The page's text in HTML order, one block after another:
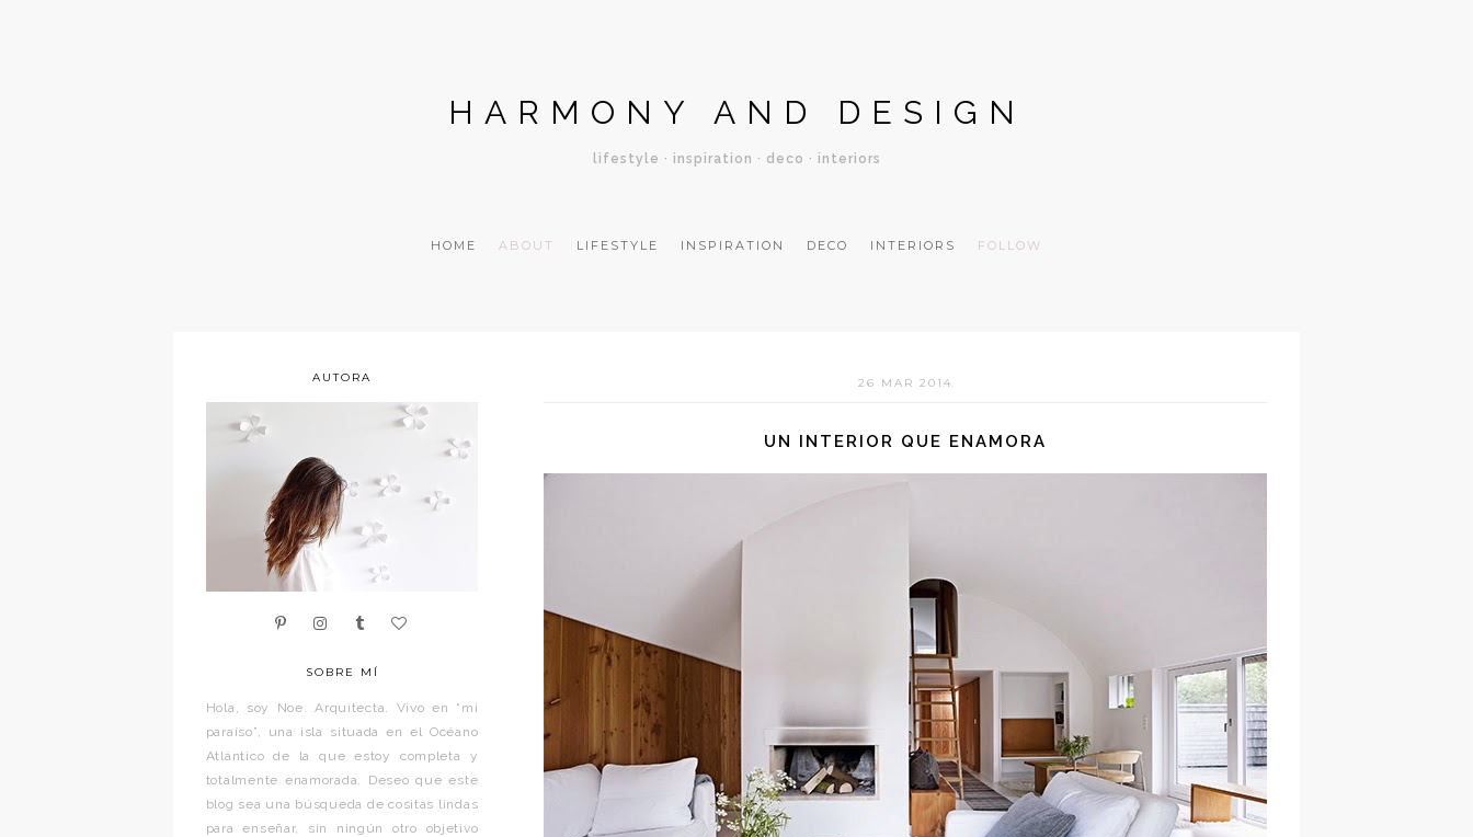
HARMONY AND DESIGN
lifestyle · inspiration · deco · interiors
HOME ABOUT LIFESTYLE INSPIRATION DECO INTERIORS FOLLOW
26 MAR 2014
UN INTERIOR QUE ENAMORA
AUTORA
SOBRE MÍ
Hola, soy Noe. Arquitecta. Vivo en “mi
paraíso”, una isla situada en el Océano
Atlántico de la que estoy completa y
totalmente enamorada. Deseo que este
blog sea una búsqueda de cositas lindas
para enseñar, sin ningún otro objetivo